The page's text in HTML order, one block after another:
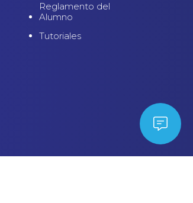
Reglamento del
Alumno
Tutoriales